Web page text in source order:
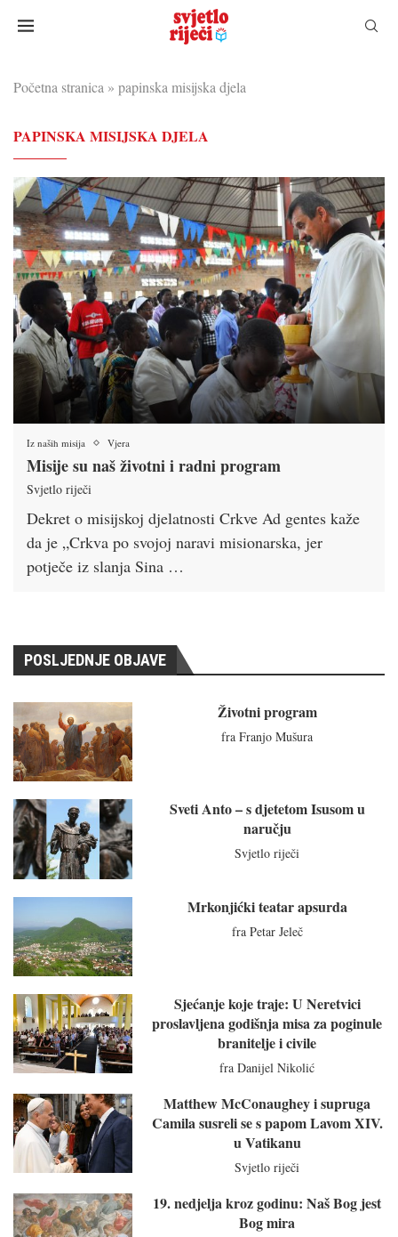
Početna stranica » papinska misijska djela
PAPINSKA MISIJSKA DJELA
Iz naših misija Vjera
Misije su naš životni i radni program
Svjetlo riječi
Dekret o misijskoj djelatnosti Crkve Ad gentes kaže
da je „Crkva po svojoj naravi misionarska, jer
potječe iz slanja Sina …
POSLJEDNJE OBJAVE
Životni program
fra Franjo Mušura
Sveti Anto – s djetetom Isusom u
naručju
Svjetlo riječi
Mrkonjićki teatar apsurda
fra Petar Jeleč
Sjećanje koje traje: U Neretvici
proslavljena godišnja misa za poginule
branitelje i civile
fra Danijel Nikolić
Matthew McConaughey i supruga
Camila susreli se s papom Lavom XIV.
u Vatikanu
Svjetlo riječi
19. nedjelja kroz godinu: Naš Bog jest
Bog mira